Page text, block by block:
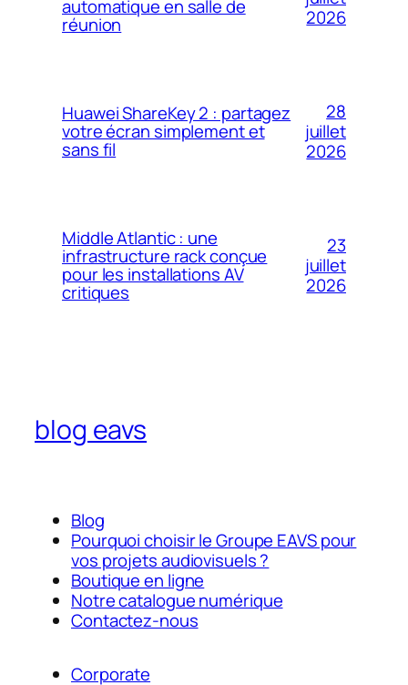
automatique en salle de
réunion
2026
Huawei ShareKey 2 : partagez
votre écran simplement et
sans fil
28
juillet
2026
Middle Atlantic : une
infrastructure rack conçue
pour les installations AV
critiques
23
juillet
2026
blog eavs
Blog
Pourquoi choisir le Groupe EAVS pour
vos projets audiovisuels ?
Boutique en ligne
Notre catalogue numérique
Contactez-nous
Corporate